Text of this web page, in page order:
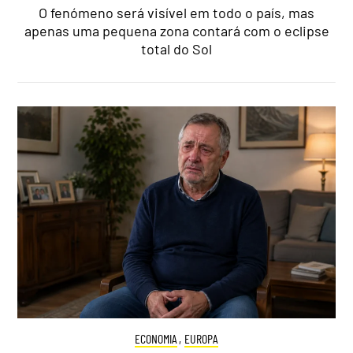
O fenómeno será visível em todo o país, mas
apenas uma pequena zona contará com o eclipse
total do Sol
ECONOMIA , EUROPA